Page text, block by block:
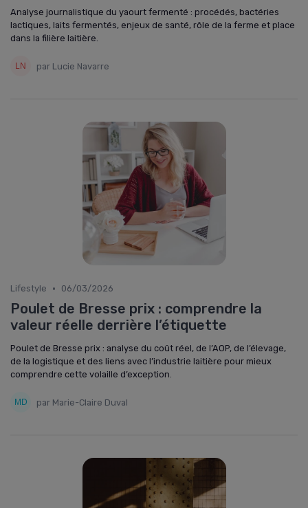
Analyse journalistique du yaourt fermenté : procédés, bactéries
lactiques, laits fermentés, enjeux de santé, rôle de la ferme et place
dans la filière laitière.
par Lucie Navarre
Lifestyle • 06/03/2026
Poulet de Bresse prix : comprendre la
valeur réelle derrière l’étiquette
Poulet de Bresse prix : analyse du coût réel, de l’AOP, de l’élevage,
de la logistique et des liens avec l’industrie laitière pour mieux
comprendre cette volaille d’exception.
par Marie-Claire Duval